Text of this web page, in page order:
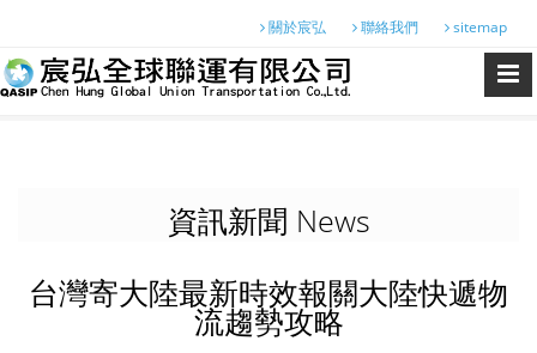
關於宸弘 聯絡我們 sitemap
資訊新聞 News
台灣寄大陸最新時效報關大陸快遞物
流趨勢攻略